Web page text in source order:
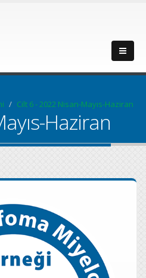
Cilt 6 - 2022 Nisan-Mayıs-Haziran
Haziran